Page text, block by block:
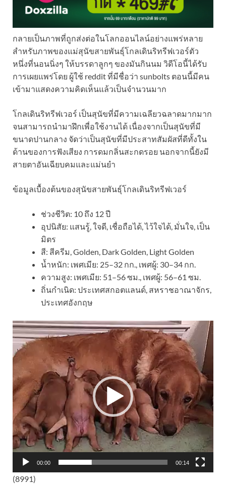
กลายเป็นภาพที่ถูกส่งต่อในโลกออนไลน์อย่างแพร่หลาย
สำหรับภาพของแม่สุนัขสายพันธุ์โกลเดินริทรีฟเวอร์ตัว
หนึ่งที่นอนนิ่งๆ ให้บรรดาลูกๆ ของมันกินนม วิดีโอนี้ได้รับ
การเผยแพร่โดย ผู้ใช้ reddit ที่มีชื่อว่า sunbolts ตอนนี้มีคน
เข้ามาแสดงความคิดเห็นแล้วเป็นจำนวนมาก
โกลเดินริทรีฟเวอร์ เป็นสุนัขที่มีความเฉลียวฉลาดมากมาก
จนสามารถนำมาฝึกเพื่อใช้งานได้ เนื่องจากเป็นสุนัขที่มี
ขนาดปานกลาง จัดว่าเป็นสุนัขที่มีประสาทสัมผัสที่ดีทั้งใน
ด้านของการฟังเสียง การดมกลิ่นสะกดรอย นอกจากนี้ยังมี
สายตาอันเฉียบคมและแม่นยำ
ข้อมูลเบื้องต้นของสุนัขสายพันธุ์โกลเดินริทรีฟเวอร์
ช่วงชีวิต: 10 ถึง 12 ปี
อุปนิสัย: แสนรู้, ใจดี, เชื่อถือได้, ไว้ใจได้, มั่นใจ, เป็น
มิตร
สี: สีครีม, Golden, Dark Golden, Light Golden
น้ำหนัก: เพศเมีย: 25–32 กก., เพศผู้: 30–34 กก.
ความสูง: เพศเมีย: 51–56 ซม., เพศผู้: 56–61 ซม.
ถิ่นกำเนิด: ประเทศสกอตแลนด์, สหราชอาณาจักร,
ประเทศอังกฤษ
ตัว
เล่น
ไฟล์
วิดีโอ
00:00 00:14
(8991)